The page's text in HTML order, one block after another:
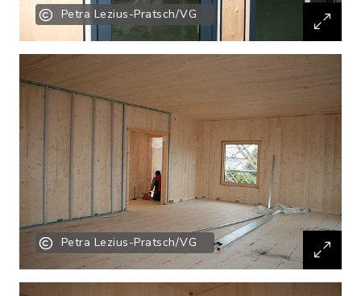
Petra Lezius-Pratsch/VG
Petra Lezius-Pratsch/VG